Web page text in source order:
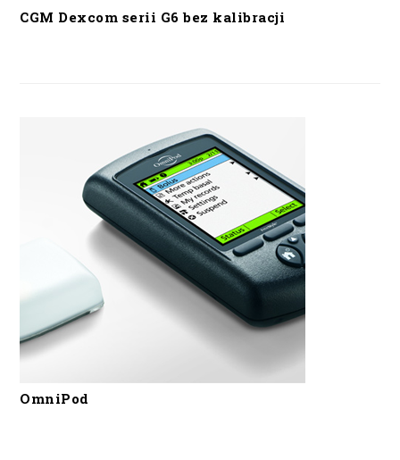
CGM Dexcom serii G6 bez kalibracji
OmniPod